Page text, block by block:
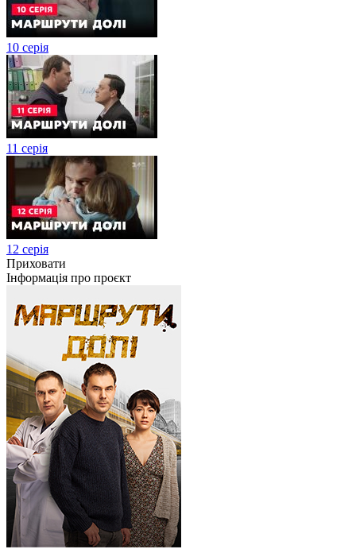
10 серія
11 серія
12 серія
Приховати
Інформація про проєкт